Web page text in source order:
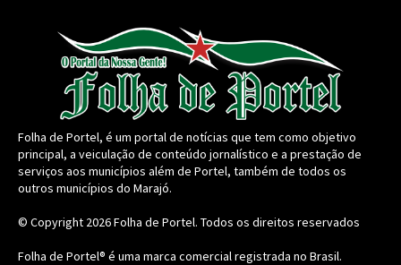
Folha de Portel, é um portal de notícias que tem como objetivo
principal, a veiculação de conteúdo jornalístico e a prestação de
serviços aos municípios além de Portel, também de todos os
outros municípios do Marajó.
© Copyright 2026Folha de Portel. Todos os direitos reservados
Folha de Portel® é uma marca comercial registrada no Brasil.